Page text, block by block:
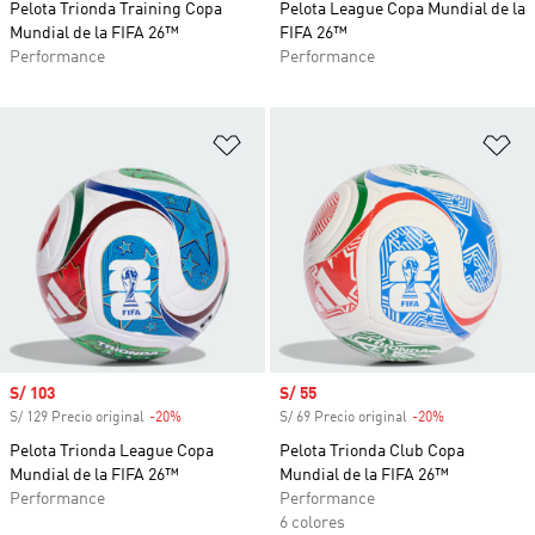
Pelota Trionda Training Copa
Mundial de la FIFA 26™
Performance
Pelota League Copa Mundial de la
FIFA 26™
Performance
Precio de venta
S/ 103
S/ 129 Precio original -20%
Pelota Trionda League Copa
Mundial de la FIFA 26™
Performance
Precio de venta
S/ 55
S/ 69 Precio original -20%
Pelota Trionda Club Copa
Mundial de la FIFA 26™
Performance
6 colores